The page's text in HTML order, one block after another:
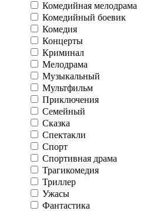
Комедийная мелодрама
Комедийный боевик
Комедия
Концерты
Криминал
Мелодрама
Музыкальный
Мультфильм
Приключения
Семейный
Сказка
Спектакли
Спорт
Спортивная драма
Трагикомедия
Триллер
Ужасы
Фантастика